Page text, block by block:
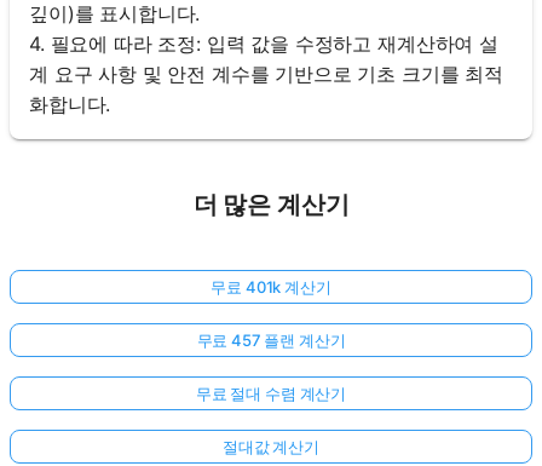
깊이)를 표시합니다.
4. 필요에 따라 조정: 입력 값을 수정하고 재계산하여 설
계 요구 사항 및 안전 계수를 기반으로 기초 크기를 최적
화합니다.
더 많은 계산기
무료 401k 계산기
무료 457 플랜 계산기
무료 절대 수렴 계산기
절대값 계산기